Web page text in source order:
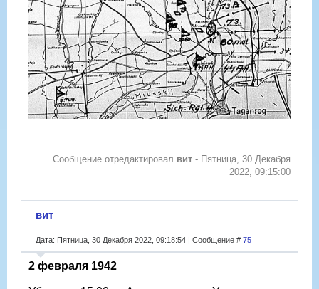
Сообщение отредактировал вит - Пятница, 30 Декабря
2022, 09:15:00
вит
Дата: Пятница, 30 Декабря 2022, 09:18:54 | Сообщение # 75
2 февраля 1942